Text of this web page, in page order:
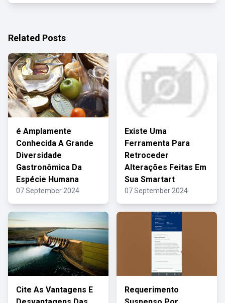
Related Posts
é Amplamente
Conhecida A Grande
Diversidade
Gastronômica Da
Espécie Humana
07 September 2024
Existe Uma
Ferramenta Para
Retroceder
Alterações Feitas Em
Sua Smartart
07 September 2024
Cite As Vantagens E
Requerimento